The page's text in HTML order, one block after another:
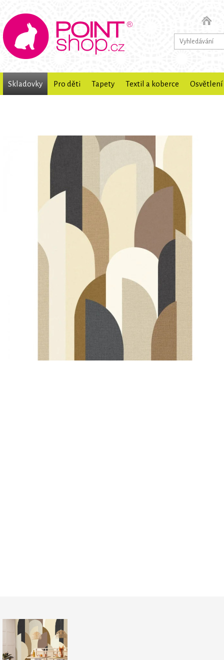
Skladovky Pro děti Tapety Textil a koberce Osvětlení